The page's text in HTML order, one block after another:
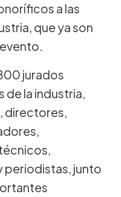
a las
que ya son
jurados
la industria,
directores,
periodistas, junto